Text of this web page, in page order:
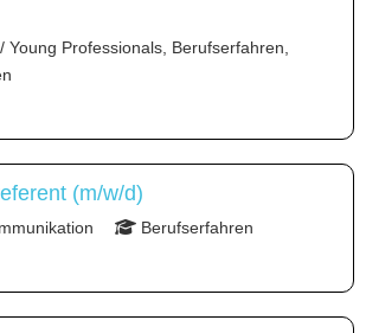
Young Professionals, Berufserfahren,
(m/w/d)
Berufserfahren